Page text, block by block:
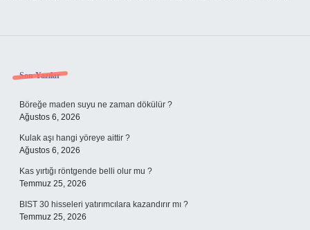
Sidebar
Son Yazılar
Böreğe maden suyu ne zaman dökülür ?
Ağustos 6, 2026
Kulak aşı hangi yöreye aittir ?
Ağustos 6, 2026
Kas yırtığı röntgende belli olur mu ?
Temmuz 25, 2026
BIST 30 hisseleri yatırımcılara kazandırır mı ?
Temmuz 25, 2026